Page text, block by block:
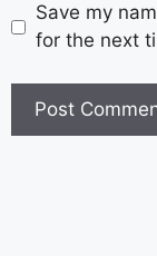
Save my
for the next